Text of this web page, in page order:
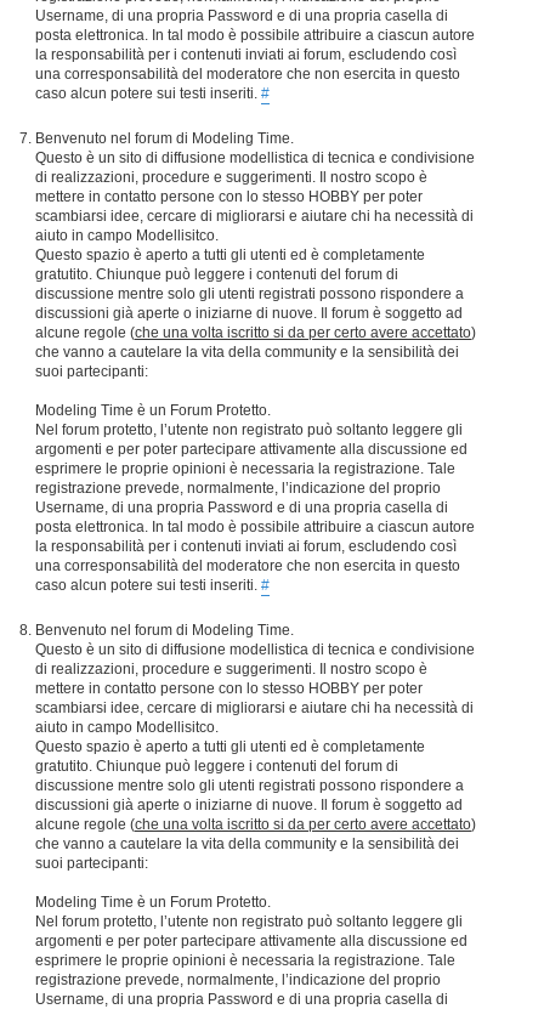
Username, di una propria Password e di una propria casella di
posta elettronica. In tal modo è possibile attribuire a ciascun autore
la responsabilità per i contenuti inviati ai forum, escludendo così
una corresponsabilità del moderatore che non esercita in questo
caso alcun potere sui testi inseriti. #
Benvenuto nel forum di Modeling Time.
Questo è un sito di diffusione modellistica di tecnica e condivisione
di realizzazioni, procedure e suggerimenti. Il nostro scopo è
mettere in contatto persone con lo stesso HOBBY per poter
scambiarsi idee, cercare di migliorarsi e aiutare chi ha necessità di
aiuto in campo Modellisitco.
Questo spazio è aperto a tutti gli utenti ed è completamente
gratutito. Chiunque può leggere i contenuti del forum di
discussione mentre solo gli utenti registrati possono rispondere a
discussioni già aperte o iniziarne di nuove. Il forum è soggetto ad
alcune regole (che una volta iscritto si da per certo avere accettato)
che vanno a cautelare la vita della community e la sensibilità dei
suoi partecipanti:
Modeling Time è un Forum Protetto.
Nel forum protetto, l’utente non registrato può soltanto leggere gli
argomenti e per poter partecipare attivamente alla discussione ed
esprimere le proprie opinioni è necessaria la registrazione. Tale
registrazione prevede, normalmente, l’indicazione del proprio
Username, di una propria Password e di una propria casella di
posta elettronica. In tal modo è possibile attribuire a ciascun autore
la responsabilità per i contenuti inviati ai forum, escludendo così
una corresponsabilità del moderatore che non esercita in questo
caso alcun potere sui testi inseriti. #
Benvenuto nel forum di Modeling Time.
Questo è un sito di diffusione modellistica di tecnica e condivisione
di realizzazioni, procedure e suggerimenti. Il nostro scopo è
mettere in contatto persone con lo stesso HOBBY per poter
scambiarsi idee, cercare di migliorarsi e aiutare chi ha necessità di
aiuto in campo Modellisitco.
Questo spazio è aperto a tutti gli utenti ed è completamente
gratutito. Chiunque può leggere i contenuti del forum di
discussione mentre solo gli utenti registrati possono rispondere a
discussioni già aperte o iniziarne di nuove. Il forum è soggetto ad
alcune regole (che una volta iscritto si da per certo avere accettato)
che vanno a cautelare la vita della community e la sensibilità dei
suoi partecipanti:
Modeling Time è un Forum Protetto.
Nel forum protetto, l’utente non registrato può soltanto leggere gli
argomenti e per poter partecipare attivamente alla discussione ed
esprimere le proprie opinioni è necessaria la registrazione. Tale
registrazione prevede, normalmente, l’indicazione del proprio
Username, di una propria Password e di una propria casella di